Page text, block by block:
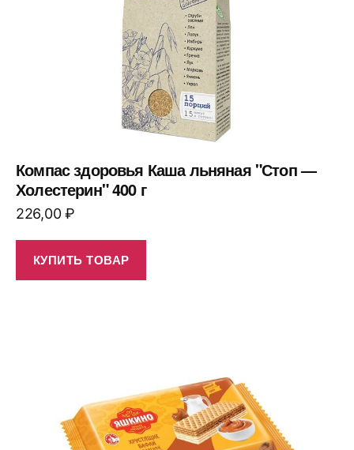
Компас здоровья Каша льняная "Стоп —
Холестерин" 400 г
226,00₽
КУПИТЬ ТОВАР